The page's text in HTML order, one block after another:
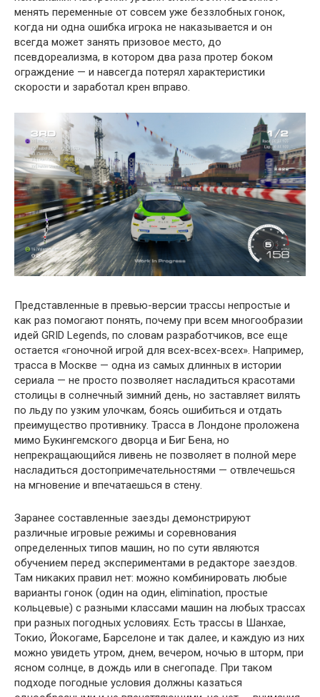
менять переменные от совсем уже беззлобных гонок,
когда ни одна ошибка игрока не наказывается и он
всегда может занять призовое место, до
псевдореализма, в котором два раза протер боком
ограждение — и навсегда потерял характеристики
скорости и заработал крен вправо.
Представленные в превью-версии трассы непростые и
как раз помогают понять, почему при всем многообразии
идей GRID Legends, по словам разработчиков, все еще
остается «гоночной игрой для всех-всех-всех». Например,
трасса в Москве — одна из самых длинных в истории
сериала — не просто позволяет насладиться красотами
столицы в солнечный зимний день, но заставляет вилять
по льду по узким улочкам, боясь ошибиться и отдать
преимущество противнику. Трасса в Лондоне проложена
мимо Букингемского дворца и Биг Бена, но
непрекращающийся ливень не позволяет в полной мере
насладиться достопримечательностями — отвлечешься
на мгновение и впечатаешься в стену.
Заранее составленные заезды демонстрируют
различные игровые режимы и соревнования
определенных типов машин, но по сути являются
обучением перед экспериментами в редакторе заездов.
Там никаких правил нет: можно комбинировать любые
варианты гонок (один на один, elimination, простые
кольцевые) с разными классами машин на любых трассах
при разных погодных условиях. Есть трассы в Шанхае,
Токио, Йокогаме, Барселоне и так далее, и каждую из них
можно увидеть утром, днем, вечером, ночью в шторм, при
ясном солнце, в дождь или в снегопаде. При таком
подходе погодные условия должны казаться